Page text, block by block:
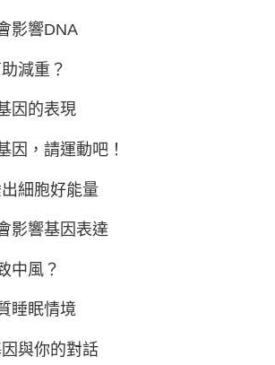
影響DNA
減重？
因的表現
因，請運動吧！
細胞好能量
影響基因表達
中風？
睡眠情境
與你的對話